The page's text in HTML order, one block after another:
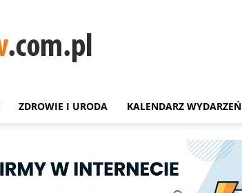
ZDROWIE I URODA KALENDARZ WYDARZEŃ